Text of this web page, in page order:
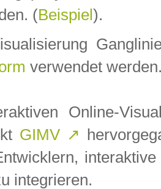
(Beispiel ).
verwendet
Online-
GIMV ↗
integrieren.